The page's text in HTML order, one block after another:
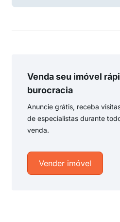
Venda seu imóvel
burocracia
Anuncie grátis, receba
de especialistas durante
venda.
Vender imóvel